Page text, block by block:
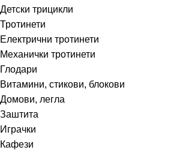
Детски трицикли
Тротинети
Електрични тротинети
Механички тротинети
Глодари
Витамини, стикови, блокови
Домови, легла
Заштита
Играчки
Кафези